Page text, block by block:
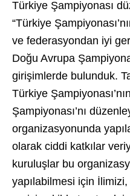
Türkiye Şampiyonası
“Türkiye
ve federasyondan iyi
Doğu Avrupa
girişimlerde bulunduk.
Türkiye
Şampiyonası’nı
organizasyonunda
olarak ciddi katkılar
kuruluşlar bu
yapılabilmesi için